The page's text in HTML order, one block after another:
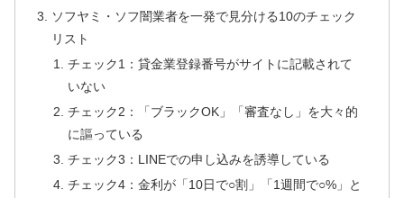
ソフヤミ・ソフ闇業者を一発で見分ける10のチェック
リスト
チェック1：貸金業登録番号がサイトに記載されて
いない
チェック2：「ブラックOK」「審査なし」を大々的
に謳っている
チェック3：LINEでの申し込みを誘導している
チェック4：金利が「10日で○割」「1週間で○%」と